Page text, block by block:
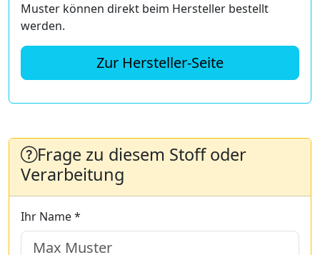
Muster können direkt beim Hersteller bestellt
werden.
Zur Hersteller-Seite
Frage zu diesem Stoff oder
Verarbeitung
Ihr Name *